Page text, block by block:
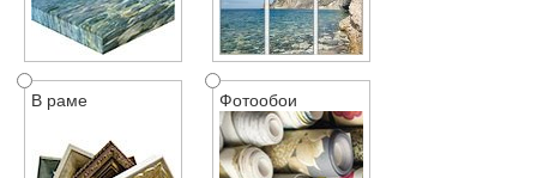
В раме Фотообои